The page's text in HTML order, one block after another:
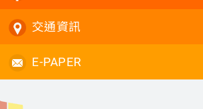
交通資訊
E-PAPER